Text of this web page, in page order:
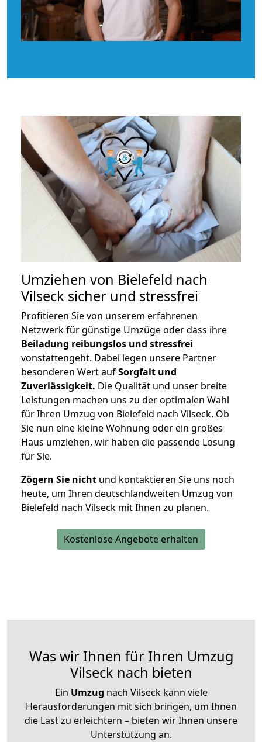
Umziehen von Bielefeld nach
Vilseck sicher und stressfrei
Profitieren Sie von unserem erfahrenen
Netzwerk für günstige Umzüge oder dass ihre
Beiladung reibungslos und stressfrei
vonstattengeht. Dabei legen unsere Partner
besonderen Wert aufSorgfalt und
Zuverlässigkeit. Die Qualität und unser breite
Leistungen machen uns zu der optimalen Wahl
für Ihren Umzug von Bielefeld nach Vilseck. Ob
Sie nun eine kleine Wohnung oder ein großes
Haus umziehen, wir haben die passende Lösung
für Sie.
Zögern Sie nicht und kontaktieren Sie uns noch
heute, um Ihren deutschlandweiten Umzug von
Bielefeld nach Vilseck mit Ihnen zu planen.
Kostenlose Angebote erhalten
Was wir Ihnen für Ihren Umzug
Vilseck nach bieten
Ein Umzug nach Vilseck kann viele
Herausforderungen mit sich bringen, um Ihnen
die Last zu erleichtern – bieten wir Ihnen unsere
Unterstützung an.